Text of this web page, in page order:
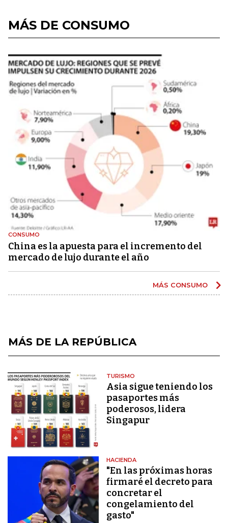
MÁS DE CONSUMO
CONSUMO
China es la apuesta para el incremento del
mercado de lujo durante el año
MÁS CONSUMO
MÁS DE LA REPÚBLICA
TURISMO
Asia sigue teniendo los
pasaportes más
poderosos, lidera
Singapur
HACIENDA
"En las próximas horas
firmaré el decreto para
concretar el
congelamiento del
gasto"